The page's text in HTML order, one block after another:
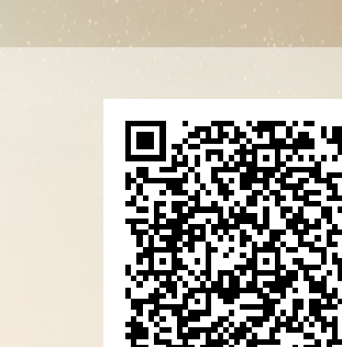
化学与化工学院
2021 曾获荣誉当选： 实验室先进个